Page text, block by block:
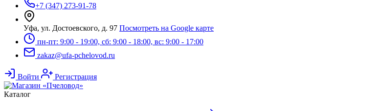
+7 (347) 273-91-78
Уфа, ул. Достоевского, д. 97 Посмотреть на Google карте
пн-пт: 9:00 - 19:00, сб: 9:00 - 18:00, вс: 9:00 - 17:00
zakaz@ufa-pchelovod.ru
Войти Регистрация
Каталог